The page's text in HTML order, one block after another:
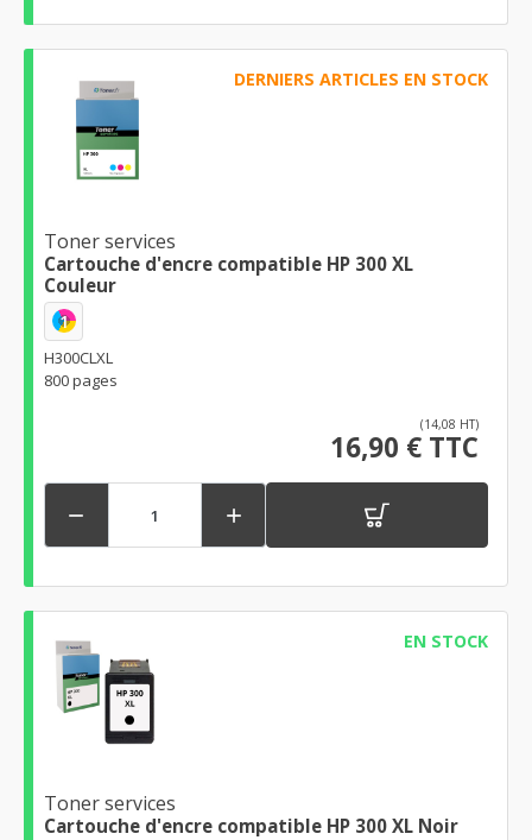
DERNIERS ARTICLES EN STOCK
Toner services
Cartouche d'encre compatible HP 300 XL
Couleur
1
H300CLXL
800 pages
(14,08 HT)
16,90 € TTC
 
EN STOCK
Toner services
Cartouche d'encre compatible HP 300 XL Noir